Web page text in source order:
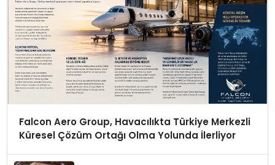
Falcon Aero Group, Havacılıkta Türkiye Merkezli
Küresel Çözüm Ortağı Olma Yolunda İlerliyor